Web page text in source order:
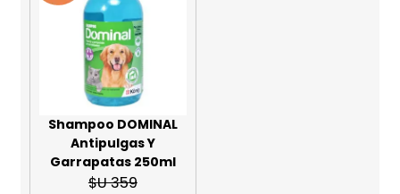
Shampoo DOMINAL
Antipulgas Y
Garrapatas 250ml
$U 359